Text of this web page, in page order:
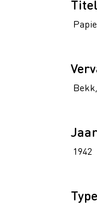
Titel
Jaar
1942
Type